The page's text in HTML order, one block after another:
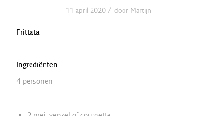
11 april 2020 / door Martijn
Frittata
Ingrediënten
4 personen